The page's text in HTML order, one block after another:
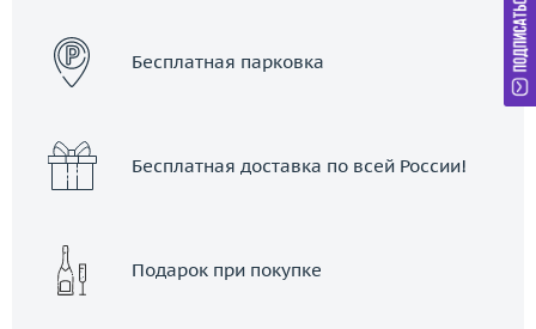
Бесплатная парковка
Бесплатная доставка по всей России!
Подарок при покупке